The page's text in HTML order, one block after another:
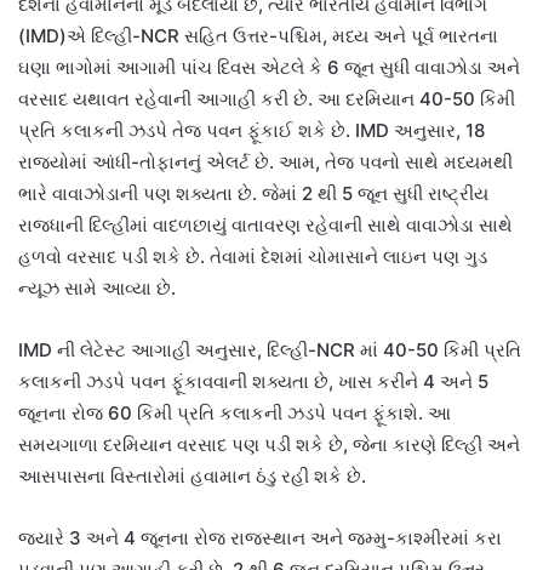
(IMD)એ દિલ્હી-NCR સહિત ઉત્તર-પશ્ચિમ, મધ્ય અને પૂર્વ ભારતના
ઘણા ભાગોમાં આગામી પાંચ દિવસ એટલે કે 6 જૂન સુધી વાવાઝોડા અને
વરસાદ યથાવત રહેવાની આગાહી કરી છે. આ દરમિયાન 40-50 કિમી
પ્રતિ કલાકની ઝડપે તેજ પવન ફૂંકાઈ શકે છે. IMD અનુસાર, 18
રાજ્યોમાં આંધી-તોફાનનું એલર્ટ છે. આમ, તેજ પવનો સાથે મધ્યમથી
ભારે વાવાઝોડાની પણ શક્યતા છે. જેમાં 2 થી 5 જૂન સુધી રાષ્ટ્રીય
રાજધાની દિલ્હીમાં વાદળછાયું વાતાવરણ રહેવાની સાથે વાવાઝોડા સાથે
હળવો વરસાદ પડી શકે છે. તેવામાં દેશમાં ચોમાસાને લાઇન પણ ગુડ
ન્યૂઝ સામે આવ્યા છે.
IMD ની લેટેસ્ટ આગાહી અનુસાર, દિલ્હી-NCR માં 40-50 કિમી પ્રતિ
કલાકની ઝડપે પવન ફૂંકાવવાની શક્યતા છે, ખાસ કરીને 4 અને 5
જૂનના રોજ 60 કિમી પ્રતિ કલાકની ઝડપે પવન ફૂંકાશે. આ
સમયગાળા દરમિયાન વરસાદ પણ પડી શકે છે, જેના કારણે દિલ્હી અને
આસપાસના વિસ્તારોમાં હવામાન ઠંડુ રહી શકે છે.
જ્યારે 3 અને 4 જૂનના રોજ રાજસ્થાન અને જમ્મુ-કાશ્મીરમાં કરા